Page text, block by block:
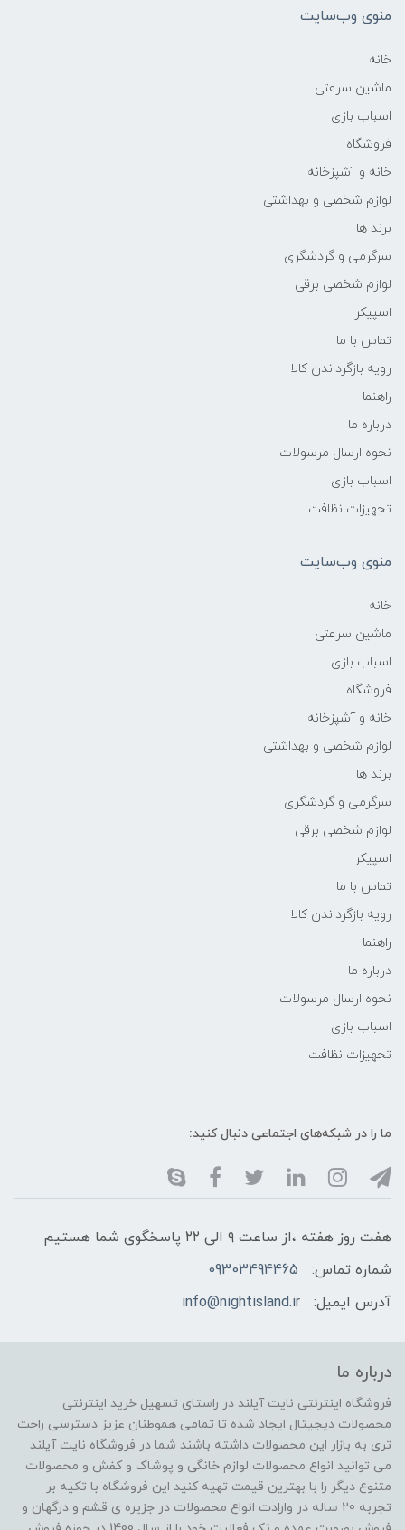
منوی وب‌سایت
خانه
ماشین سرعتی
اسباب بازی
فروشگاه
خانه و آشپزخانه
لوازم شخصی و بهداشتی
برند ها
سرگرمی و گردشگری
لوازم شخصی برقی
اسپیکر
تماس با ما
رویه بازگرداندن کالا
راهنما
درباره ما
نحوه ارسال مرسولات
اسباب بازی
تجهیزات نظافت
منوی وب‌سایت
خانه
ماشین سرعتی
اسباب بازی
فروشگاه
خانه و آشپزخانه
لوازم شخصی و بهداشتی
برند ها
سرگرمی و گردشگری
لوازم شخصی برقی
اسپیکر
تماس با ما
رویه بازگرداندن کالا
راهنما
درباره ما
نحوه ارسال مرسولات
اسباب بازی
تجهیزات نظافت
ما را در شبکه‌های اجتماعی دنبال کنید:
هفت روز هفته ،از ساعت ۹ الی ۲۲ پاسخگوی شما هستیم
شماره تماس:
09303494465
آدرس ایمیل:
info@nightisland.ir
درباره ما
فروشگاه اینترنتی نایت آیلند در راستای تسهیل خرید اینترنتی
محصولات دیجیتال ایجاد شده تا تمامی هموطنان عزیز دسترسی راحت
تری به بازار این محصولات داشته باشند شما در فروشگاه نایت آیلند
می توانید انواع محصولات لوازم خانگی و پوشاک و کفش و محصولات
متنوع دیگر را با بهترین قیمت تهیه کنید این فروشگاه با تکیه بر
تجربه 20 ساله در وارادت انواع محصولات در جزیره ی قشم و درگهان و